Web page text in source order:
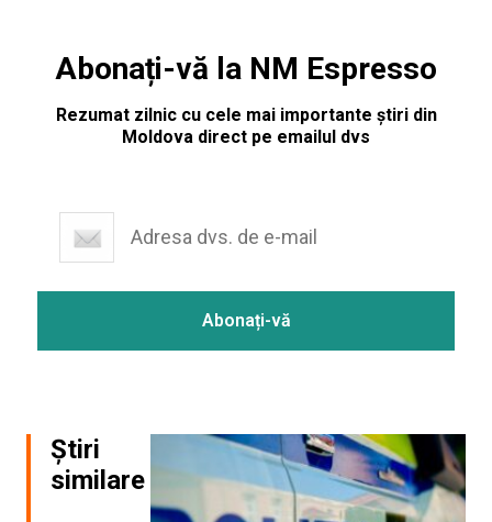
Abonați-vă la NM Espresso
Rezumat zilnic cu cele mai importante știri din
Moldova direct pe emailul dvs
Știri
similare